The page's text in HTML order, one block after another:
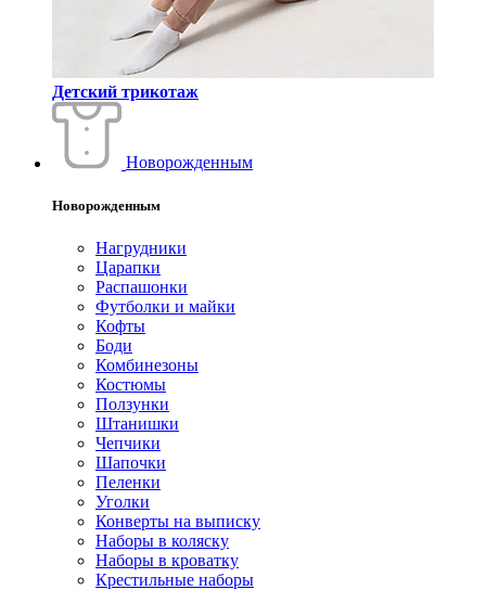
Детский трикотаж
Новорожденным
Новорожденным
Нагрудники
Царапки
Распашонки
Футболки и майки
Кофты
Боди
Комбинезоны
Костюмы
Ползунки
Штанишки
Чепчики
Шапочки
Пеленки
Уголки
Конверты на выписку
Наборы в коляску
Наборы в кроватку
Крестильные наборы